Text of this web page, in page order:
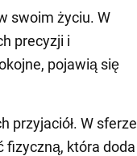
swoim życiu. W
precyzji i
pojawią się
przyjaciół. W sferze
fizyczną, która doda